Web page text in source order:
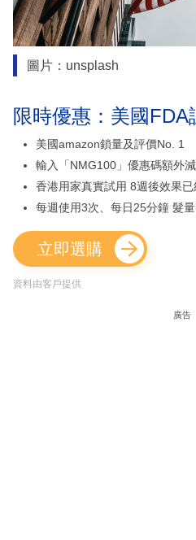
圖片：unsplash
限時優惠：美國
美國amazon鎖量及評價No. 1
輸入「NMG100」優惠碼額外
香港用家真實試用 8週後效果
每週使用3次、每日25分鐘 髮
立即選購
資料由客戶提供
廣告